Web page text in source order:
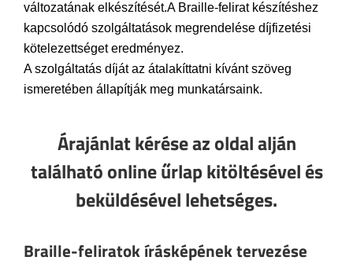
változatának elkészítését.A Braille-felirat készítéshez
kapcsolódó szolgáltatások megrendelése díjfizetési
kötelezettséget eredményez.
A szolgáltatás díját az átalakíttatni kívánt szöveg
ismeretében állapítják meg munkatársaink.
Árajánlat kérése az oldal alján
található online űrlap kitöltésével és
beküldésével lehetséges.
Braille-feliratok írásképének tervezése